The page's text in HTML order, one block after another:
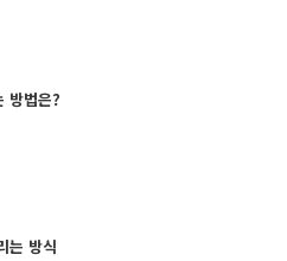
방법은?
는 방식